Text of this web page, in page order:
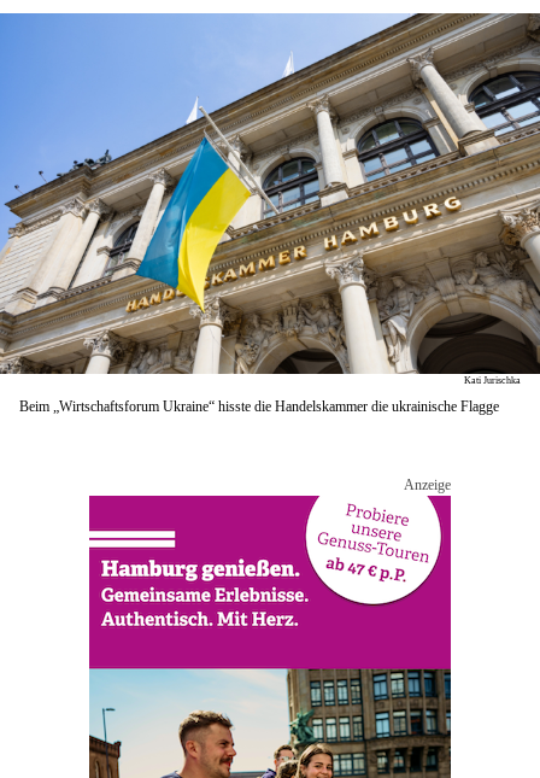
Kati Jurischka
Beim „Wirtschaftsforum Ukraine“ hisste die Handelskammer die ukrainische Flagge